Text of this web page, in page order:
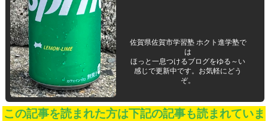
佐賀県佐賀市学習塾 ホクト進学塾で
は
ほっと一息つけるブログをゆる～い
感じで更新中です。お気軽にどう
ぞ。
この記事を読まれた方は下記の記事も読まれていま